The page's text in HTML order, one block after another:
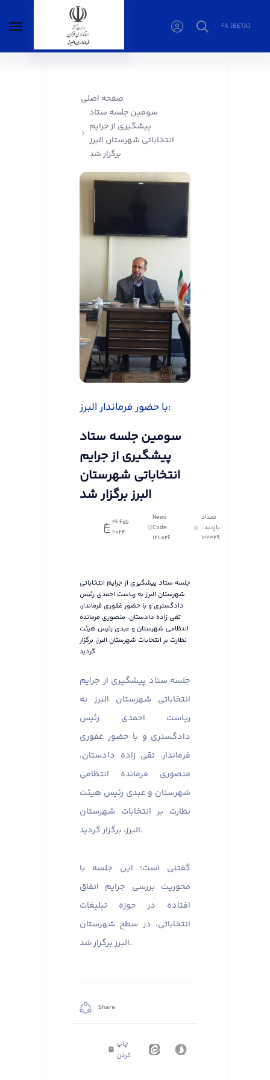
FA [BETA]
صفحه اصلی
سومین جلسه ستاد
پیشگیری از جرایم
انتخاباتی شهرستان البرز
برگزار شد
با حضور فرماندار البرز:
سومین جلسه ستاد
پیشگیری از جرایم
انتخاباتی شهرستان
البرز برگزار شد
26 Feb
2024
News
Code:
1211026
تعداد
بازدید :
122329
جلسه ستاد پیشگیری از جرایم انتخاباتی
شهرستان البرز به ریاست احمدی رئیس
دادگستری و با حضور غفوری فرماندار،
تقی زاده دادستان، منصوری فرمانده
انتظامی شهرستان و عبدی رئیس هیئت
نظارت بر انتخابات شهرستان البرز، برگزار
گردید.
جلسه ستاد پیشگیری از جرایم
انتخاباتی شهرستان البرز به
ریاست احمدی رئیس
دادگستری و با حضور غفوری
فرماندار، تقی زاده دادستان،
منصوری فرمانده انتظامی
شهرستان و عبدی رئیس هیئت
نظارت بر انتخابات شهرستان
البرز، برگزار گردید. ​​​​​​​
گفتنی است؛ این جلسه با
محوریت بررسی جرایم اتفاق
افتاده در حوزه تبلیغات
انتخاباتی، در سطح شهرستان
البرز برگزار شد.
Share
چاپ
کردن